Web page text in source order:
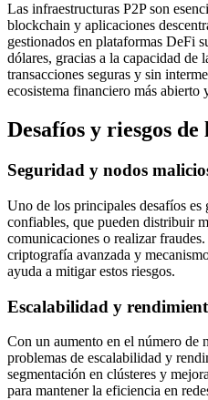
Las infraestructuras P2P son
blockchain y aplicaciones
gestionados en plataformas DeFi
dólares, gracias a la capacidad de
transacciones seguras y sin
ecosistema financiero más abierto
Desafíos y riesgos de
Seguridad y nodos
Uno de los principales desafíos
confiables, que pueden distribuir
comunicaciones o realizar
criptografía avanzada y
ayuda a mitigar estos riesgos.
Escalabilidad y
Con un aumento en el número de
problemas de escalabilidad y
segmentación en clústeres y
para mantener la eficiencia en